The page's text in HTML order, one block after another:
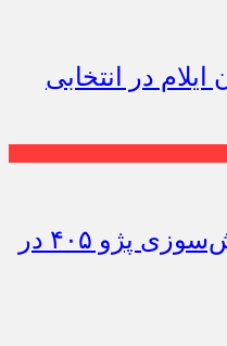
ایلام در انتخابی
۳فوتی در واژگونی و آتش‌سوزی پژو ۴۰۵ در